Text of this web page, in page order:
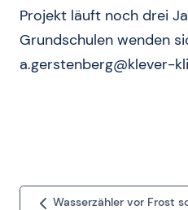
Projekt läuft noch drei
Grundschulen wenden
a.gerstenberg@klever-
Wasserzähler vor Frost